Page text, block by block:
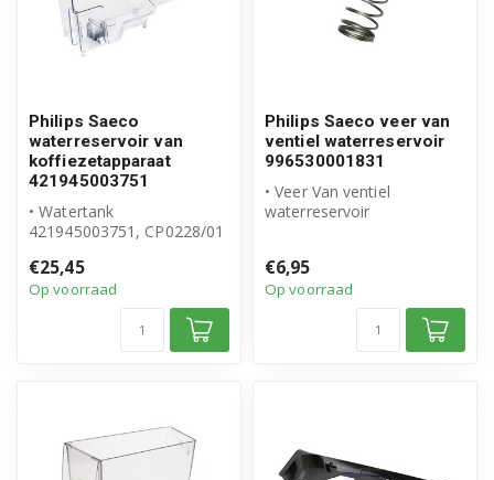
Philips Saeco
waterreservoir van
koffiezetapparaat
421945003751
• Watertank
421945003751, CP0228/01
product
• Reserv...
€25,45
Op voorraad
Philips Saeco veer van
ventiel waterreservoir
996530001831
• Veer Van ventiel
waterreservoir
• Artikeln...
€6,95
Op voorraad